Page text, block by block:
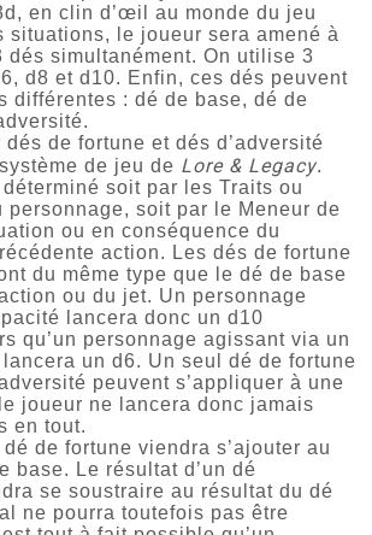
en clin d’œil au monde du jeu
situations, le joueur sera amené à
dés simultanément. On utilise 3
d8 et d10. Enfin, ces dés peuvent
différentes : dé de base, dé de
dés de fortune et dés d’adversité
de jeu de Lore & Legacy.
soit par les Traits ou
personnage, soit par le Meneur de
ou en conséquence du
action. Les dés de fortune
du même type que le dé de base
ou du jet. Un personnage
lancera donc un d10
qu’un personnage agissant via un
un d6. Un seul dé de fortune
peuvent s’appliquer à une
joueur ne lancera donc jamais
en tout.
dé de fortune viendra s’ajouter au
base. Le résultat d’un dé
se soustraire au résultat du dé
ne pourra toutefois pas être